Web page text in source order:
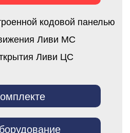
кодовой панелью
Ливи МС
Ливи ЦС